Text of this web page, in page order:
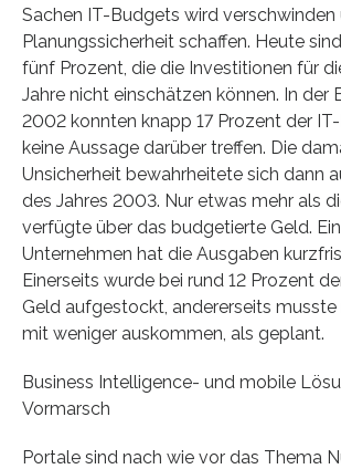
Sachen IT-Budgets wird verschwinden
Planungssicherheit schaffen. Heute
fünf Prozent, die die Investitionen für
Jahre nicht einschätzen können. In der
2002 konnten knapp 17 Prozent der
keine Aussage darüber treffen. Die
Unsicherheit bewahrheitete sich dann
des Jahres 2003. Nur etwas mehr als
verfügte über das budgetierte Geld.
Unternehmen hat die Ausgaben
Einerseits wurde bei rund 12 Prozent
Geld aufgestockt, andererseits musste
mit weniger auskommen, als geplant.
Business Intelligence- und mobile
Vormarsch
Portale sind nach wie vor das Thema